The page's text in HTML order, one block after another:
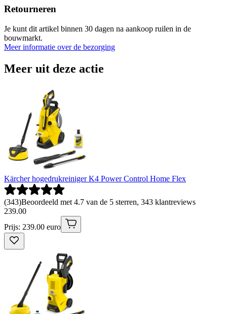
Retourneren
Je kunt dit artikel binnen 30 dagen na aankoop ruilen in de
bouwmarkt.
Meer informatie over de bezorging
Meer uit deze actie
Kärcher hogedrukreiniger K4 Power Control Home Flex
(343)Beoordeeld met 4.7 van de 5 sterren, 343 klantreviews
239.00
Prijs: 239.00 euro